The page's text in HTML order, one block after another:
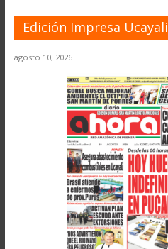
Edición Impresa Ucayali
agosto 10, 2026